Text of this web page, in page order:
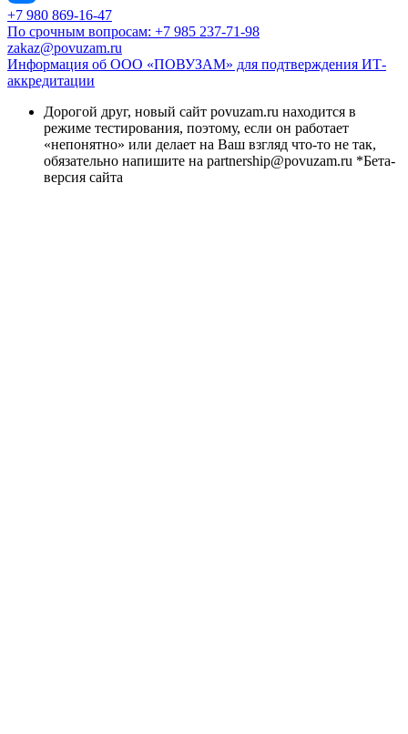
+7 980 869-16-47
По срочным вопросам: +7 985 237-71-98
zakaz@povuzam.ru
Информация об ООО «ПОВУЗАМ» для подтверждения ИТ-
аккредитации
Дорогой друг, новый сайт povuzam.ru находится в
режиме тестирования, поэтому, если он работает
«непонятно» или делает на Ваш взгляд что-то не так,
обязательно напишите на partnership@povuzam.ru *Бета-
версия сайта